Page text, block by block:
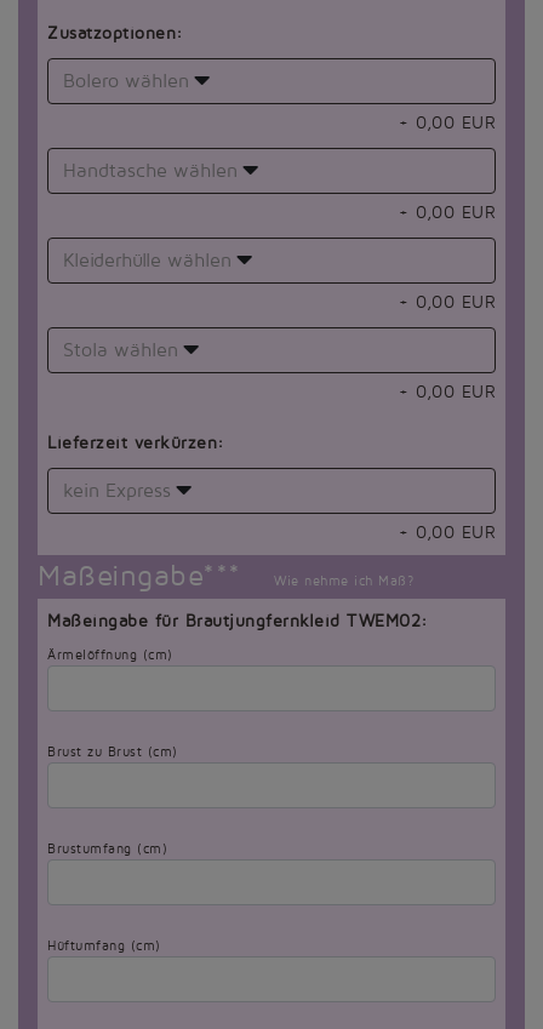
Zusatzoptionen:
Bolero wählen
+ 0,00 EUR
Handtasche wählen
+ 0,00 EUR
Kleiderhülle wählen
+ 0,00 EUR
Stola wählen
+ 0,00 EUR
Lieferzeit verkürzen:
kein Express
+ 0,00 EUR
Maßeingabe*** Wie nehme ich Maß?
Maßeingabe für Brautjungfernkleid TWEM02:
Ärmelöffnung (cm)
Brust zu Brust (cm)
Brustumfang (cm)
Hüftumfang (cm)